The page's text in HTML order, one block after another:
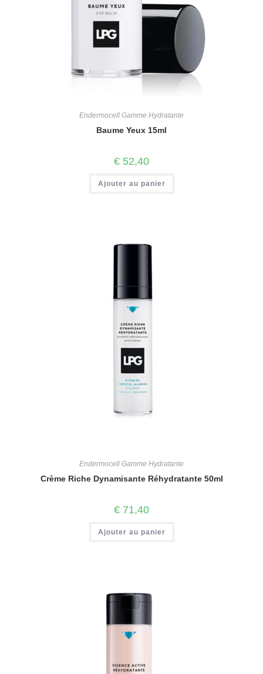
Endermocell Gamme Hydratante
Baume Yeux 15ml
€ 52,40
Ajouter au panier
Endermocell Gamme Hydratante
Crème Riche Dynamisante Réhydratante 50ml
€ 71,40
Ajouter au panier